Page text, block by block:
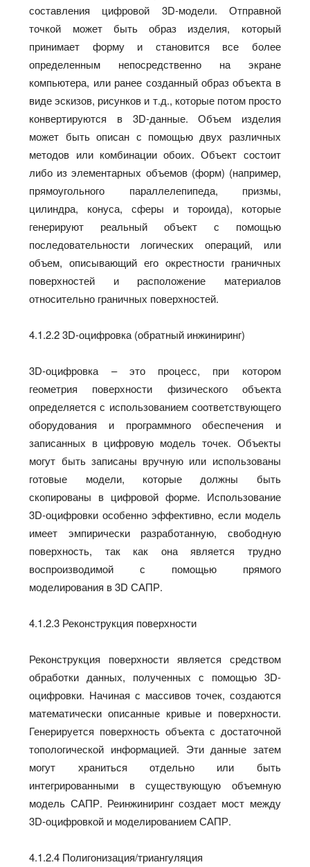
составления цифровой 3D-модели. Отправной
точкой может быть образ изделия, который
принимает форму и становится все более
определенным непосредственно на экране
компьютера, или ранее созданный образ объекта в
виде эскизов, рисунков и т.д., которые потом просто
конвертируются в 3D-данные. Объем изделия
может быть описан с помощью двух различных
методов или комбинации обоих. Объект состоит
либо из элементарных объемов (форм) (например,
прямоугольного параллелепипеда, призмы,
цилиндра, конуса, сферы и тороида), которые
генерируют реальный объект с помощью
последовательности логических операций, или
объем, описывающий его окрестности граничных
поверхностей и расположение материалов
относительно граничных поверхностей.
4.1.2.2 3D-оцифровка (обратный инжиниринг)
3D-оцифровка – это процесс, при котором
геометрия поверхности физического объекта
определяется с использованием соответствующего
оборудования и программного обеспечения и
записанных в цифровую модель точек. Объекты
могут быть записаны вручную или использованы
готовые модели, которые должны быть
скопированы в цифровой форме. Использование
3D-оцифровки особенно эффективно, если модель
имеет эмпирически разработанную, свободную
поверхность, так как она является трудно
воспроизводимой с помощью прямого
моделирования в 3D САПР.
4.1.2.3 Реконструкция поверхности
Реконструкция поверхности является средством
обработки данных, полученных с помощью 3D-
оцифровки. Начиная с массивов точек, создаются
математически описанные кривые и поверхности.
Генерируется поверхность объекта с достаточной
топологической информацией. Эти данные затем
могут храниться отдельно или быть
интегрированными в существующую объемную
модель САПР. Реинжиниринг создает мост между
3D-оцифровкой и моделированием САПР.
4.1.2.4 Полигонизация/триангуляция